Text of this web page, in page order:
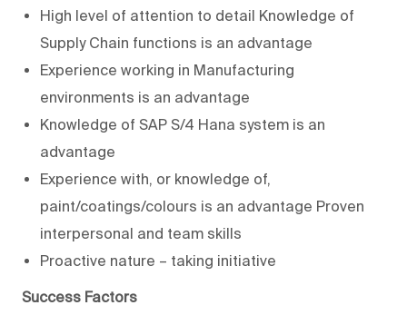
High level of attention to detail Knowledge of
Supply Chain functions is an advantage
Experience working in Manufacturing
environments is an advantage
Knowledge of SAP S/4 Hana system is an
advantage
Experience with, or knowledge of,
paint/coatings/colours is an advantage Proven
interpersonal and team skills
Proactive nature – taking initiative
Success Factors